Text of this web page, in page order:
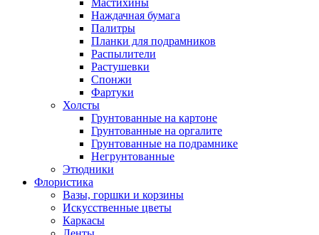
Мастихины
Наждачная бумага
Палитры
Планки для подрамников
Распылители
Растушевки
Спонжи
Фартуки
Холсты
Грунтованные на картоне
Грунтованные на оргалите
Грунтованные на подрамнике
Негрунтованные
Этюдники
Флористика
Вазы, горшки и корзины
Искусственные цветы
Каркасы